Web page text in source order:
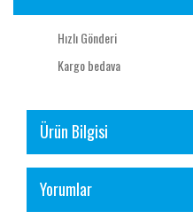
Hızlı Gönderi
Kargo bedava
Ürün Bilgisi
Yorumlar